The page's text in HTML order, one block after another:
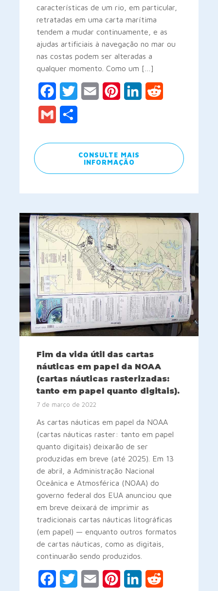
características de um rio, em particular,
retratadas em uma carta marítima
tendem a mudar continuamente, e as
ajudas artificiais à navegação no mar ou
nas costas podem ser alteradas a
qualquer momento. Como um […]
FacebookTwitter Email PinterestLinkedIn
Gmail
CONSULTE MAIS
INFORMAÇÃO
Fim da vida útil das cartas
náuticas em papel da NOAA
(cartas náuticas rasterizadas:
tanto em papel quanto digitais).
7 de março de 2022
As cartas náuticas em papel da NOAA
(cartas náuticas raster: tanto em papel
quanto digitais) deixarão de ser
produzidas em breve (até 2025). Em 13
de abril, a Administração Nacional
Oceânica e Atmosférica (NOAA) do
governo federal dos EUA anunciou que
em breve deixará de imprimir as
tradicionais cartas náuticas litográficas
(em papel) — enquanto outros formatos
de cartas náuticas, como as digitais,
continuarão sendo produzidos.
FacebookTwitter Email PinterestLinkedIn